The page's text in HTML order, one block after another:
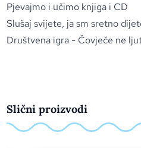
Pjevajmo i učimo knjiga i CD
Slušaj svijete, ja sm sretno
Društvena igra - Čovječe ne
Slični proizvodi